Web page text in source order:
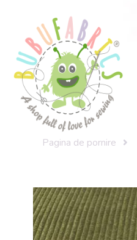
Pagina de pornire